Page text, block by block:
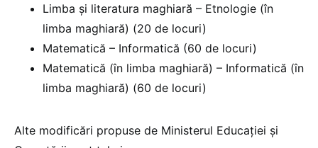
Limba și literatura maghiară – Etnologie (în
limba maghiară) (20 de locuri)
Matematică – Informatică (60 de locuri)
Matematică (în limba maghiară) – Informatică (în
limba maghiară) (60 de locuri)
Alte modificări propuse de Ministerul Educației și